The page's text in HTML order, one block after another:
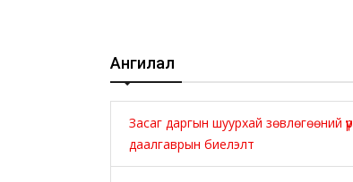
Ангилал
Засаг даргын шуурхай зөвлөгөөний
даалгаврын биелэлт